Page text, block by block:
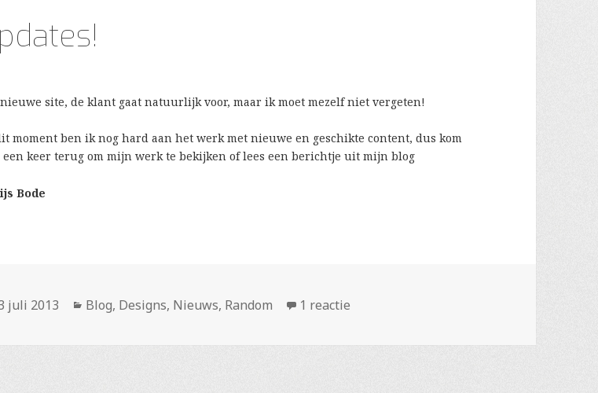
site, de klant gaat natuurlijk voor, maar ik moet mezelf niet vergeten!
moment ben ik nog hard aan het werk met nieuwe en geschikte content, dus kom
een keer terug om mijn werk te bekijken of lees een berichtje uit mijn blog
Bode
juli 2013 Categorieën
Blog, Designs, Nieuws, Random 1 reactie